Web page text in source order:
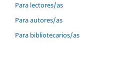
Para lectores/as
Para autores/as
Para bibliotecarios/as